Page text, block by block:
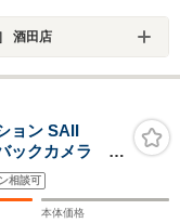
酒田店
ョン SAII
クカメラ 衝
ー LEDヘッ
イト オート
相談可
本体価格